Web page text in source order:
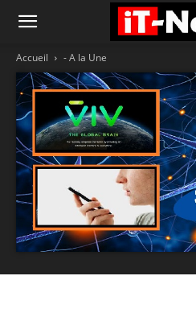
Accueil - A la Une